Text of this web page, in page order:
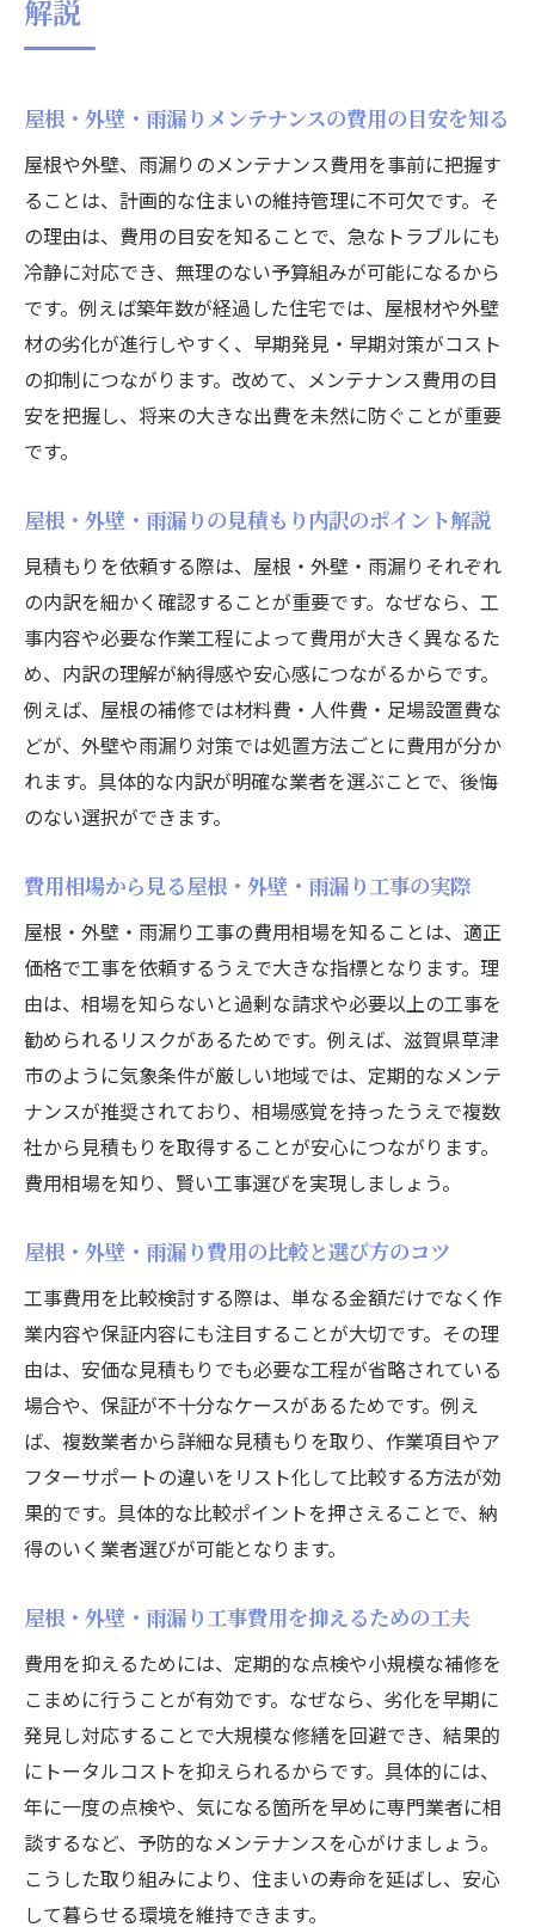
解説
屋根・外壁・雨漏りメンテナンスの費用の目安を知る
屋根や外壁、雨漏りのメンテナンス費用を事前に把握す
ることは、計画的な住まいの維持管理に不可欠です。そ
の理由は、費用の目安を知ることで、急なトラブルにも
冷静に対応でき、無理のない予算組みが可能になるから
です。例えば築年数が経過した住宅では、屋根材や外壁
材の劣化が進行しやすく、早期発見・早期対策がコスト
の抑制につながります。改めて、メンテナンス費用の目
安を把握し、将来の大きな出費を未然に防ぐことが重要
です。
屋根・外壁・雨漏りの見積もり内訳のポイント解説
見積もりを依頼する際は、屋根・外壁・雨漏りそれぞれ
の内訳を細かく確認することが重要です。なぜなら、工
事内容や必要な作業工程によって費用が大きく異なるた
め、内訳の理解が納得感や安心感につながるからです。
例えば、屋根の補修では材料費・人件費・足場設置費な
どが、外壁や雨漏り対策では処置方法ごとに費用が分か
れます。具体的な内訳が明確な業者を選ぶことで、後悔
のない選択ができます。
費用相場から見る屋根・外壁・雨漏り工事の実際
屋根・外壁・雨漏り工事の費用相場を知ることは、適正
価格で工事を依頼するうえで大きな指標となります。理
由は、相場を知らないと過剰な請求や必要以上の工事を
勧められるリスクがあるためです。例えば、滋賀県草津
市のように気象条件が厳しい地域では、定期的なメンテ
ナンスが推奨されており、相場感覚を持ったうえで複数
社から見積もりを取得することが安心につながります。
費用相場を知り、賢い工事選びを実現しましょう。
屋根・外壁・雨漏り費用の比較と選び方のコツ
工事費用を比較検討する際は、単なる金額だけでなく作
業内容や保証内容にも注目することが大切です。その理
由は、安価な見積もりでも必要な工程が省略されている
場合や、保証が不十分なケースがあるためです。例え
ば、複数業者から詳細な見積もりを取り、作業項目やア
フターサポートの違いをリスト化して比較する方法が効
果的です。具体的な比較ポイントを押さえることで、納
得のいく業者選びが可能となります。
屋根・外壁・雨漏り工事費用を抑えるための工夫
費用を抑えるためには、定期的な点検や小規模な補修を
こまめに行うことが有効です。なぜなら、劣化を早期に
発見し対応することで大規模な修繕を回避でき、結果的
にトータルコストを抑えられるからです。具体的には、
年に一度の点検や、気になる箇所を早めに専門業者に相
談するなど、予防的なメンテナンスを心がけましょう。
こうした取り組みにより、住まいの寿命を延ばし、安心
して暮らせる環境を維持できます。